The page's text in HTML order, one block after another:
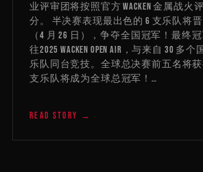
业评审团将按照官方 Wacken 金属战火
分。 半决赛表现最出色的 6 支乐队将
（4 月 26 日），争夺全国冠军！最终
往2025 WACKEN OPEN AIR，与来自 30 多
乐队同台竞技。全球总决赛前五名将
支乐队将成为全球总冠军！…
READ STORY →